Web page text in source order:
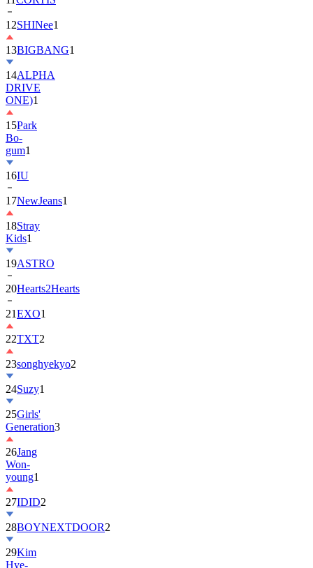
13BIGBANG
14ALPHA
DRIVE
ONE)1
15Park
Bo-
gum1
16IU
17NewJeans
18Stray
Kids
19ASTRO
20Hearts2Hearts
21EXO1
22TXT2
23songhyekyo
24Suzy1
25Girls'
Generation
26Jang
Won-
young1
27IDID
28BOYNEXTDOOR
29Kim
Hye-
yoon